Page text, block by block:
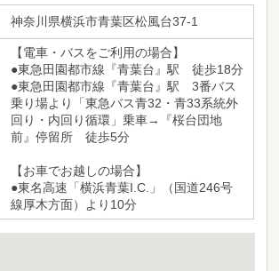
神奈川県横浜市青葉区松風台37-1
【電車・バスをご利用の場合】
●東急田園都市線『青葉台』駅 徒歩18分
●東急田園都市線『青葉台』駅 3番バス
乗り場より「東急バス青32・青33系統外
回り・内回り循環」乗車→『桜台団地
前』停留所 徒歩5分
【お車でお越しの場合】
●東名高速「横浜青葉I.C.」（国道246号
線厚木方面）より10分